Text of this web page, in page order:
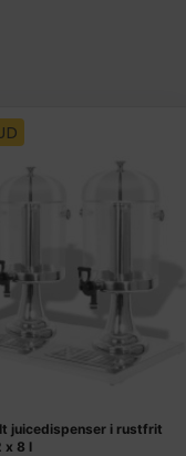
juicedispenser i rustfrit
x 8 l